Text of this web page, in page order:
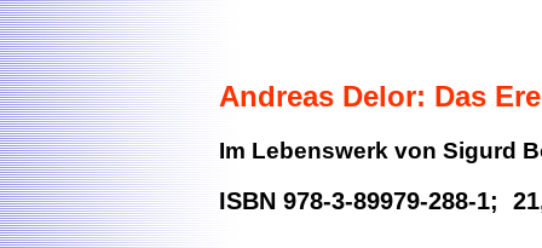
Andreas Delor: Das
Im Lebenswerk von Sigurd
ISBN 978-3-89979-288-1;